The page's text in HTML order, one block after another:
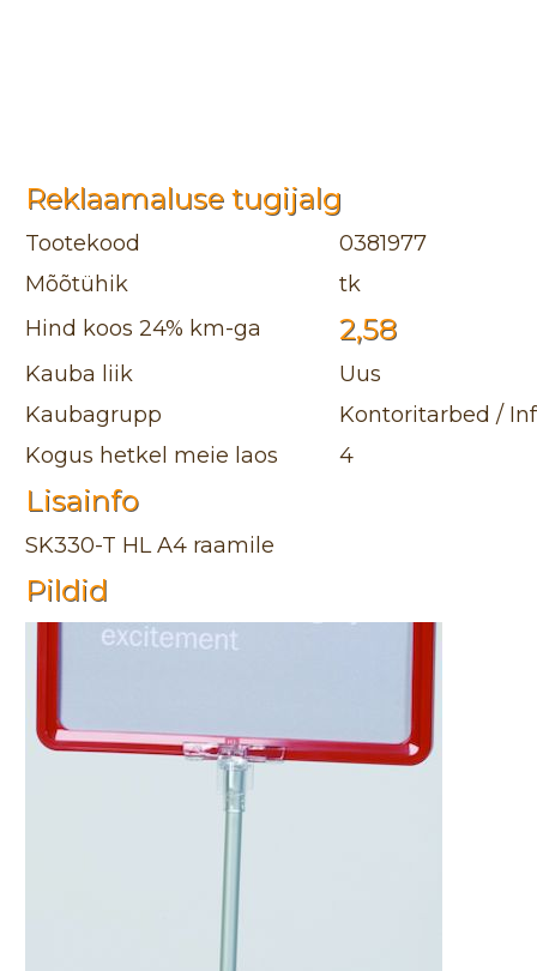
Reklaamaluse tugijalg
Tootekood
0381977
Mõõtühik
tk
Hind koos 24% km-ga
2,58
Kauba liik
Uus
Kaubagrupp
Kontoritarbed /
Kogus hetkel meie laos
4
Lisainfo
SK330-T HL A4 raamile
Pildid